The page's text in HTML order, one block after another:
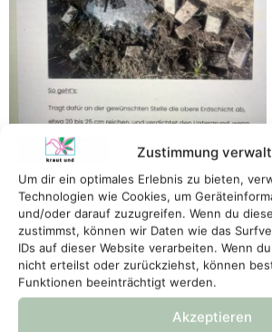
Zustimmung
Um dir ein optimales Erlebnis zu bieten,
Technologien wie Cookies, um
und/oder darauf zuzugreifen. Wenn du
zustimmst, können wir Daten wie das
IDs auf dieser Website verarbeiten. Wenn
nicht erteilst oder zurückziehst, können
Funktionen beeinträchtigt werden.
Akzeptieren
Die besten Pflanzen für
Einstieg
Eine passende Kombination aus
genügt oft, um ein dauerhaft lebendiges
Für den Anfang reicht ein kleines